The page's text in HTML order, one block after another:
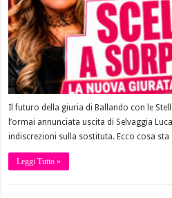
Il futuro della giuria di Ballando con le
l’ormai annunciata uscita di Selvaggia
indiscrezioni sulla sostituta. Ecco cosa
Leggi Tutto »